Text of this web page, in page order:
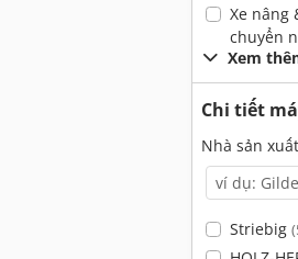
Xe nâng
chuyển
Xem
Chi tiết
Nhà sản
Striebig